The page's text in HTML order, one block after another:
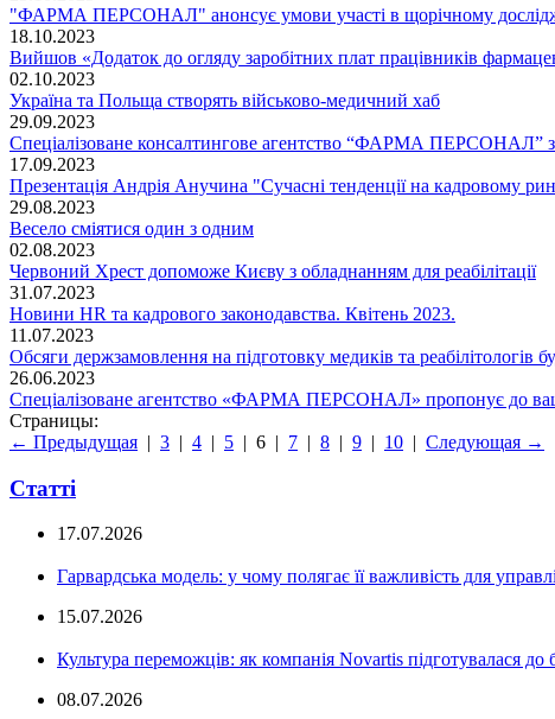
"ФАРМА ПЕРСОНАЛ" анонсує умови участі в щорічному
18.10.2023
Вийшов «Додаток до огляду заробітних плат працівників
02.10.2023
Україна та Польща створять військово-медичний хаб
29.09.2023
Спеціалізоване консалтингове агентство “ФАРМА ПЕРСОНАЛ”
17.09.2023
Презентація Андрія Анучина "Сучасні тенденції на кадровому
29.08.2023
Весело сміятися один з одним
02.08.2023
Червоний Хрест допоможе Києву з обладнанням для реабілітації
31.07.2023
Новини HR та кадрового законодавства. Квітень 2023.
11.07.2023
Обсяги держзамовлення на підготовку медиків та реабілітологів
26.06.2023
Спеціалізоване агентство «ФАРМА ПЕРСОНАЛ» пропонує до
Страницы:
← Предыдущая | 3 | 4 | 5 | 6 | 7 | 8 | 9 | 10 | Следующая →
Статті
17.07.2026
Гарвардська модель: у чому полягає її важливість для
15.07.2026
Культура переможців: як компанія Novartis підготувалася до
08.07.2026